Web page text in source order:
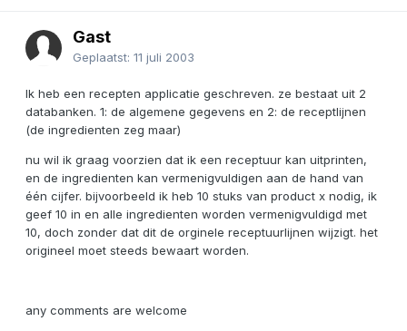
Gast
Geplaatst: 11 juli 2003
Ik heb een recepten applicatie geschreven. ze bestaat uit 2
databanken. 1: de algemene gegevens en 2: de receptlijnen
(de ingredienten zeg maar)
nu wil ik graag voorzien dat ik een receptuur kan uitprinten,
en de ingredienten kan vermenigvuldigen aan de hand van
één cijfer. bijvoorbeeld ik heb 10 stuks van product x nodig, ik
geef 10 in en alle ingredienten worden vermenigvuldigd met
10, doch zonder dat dit de orginele receptuurlijnen wijzigt. het
origineel moet steeds bewaart worden.
any comments are welcome